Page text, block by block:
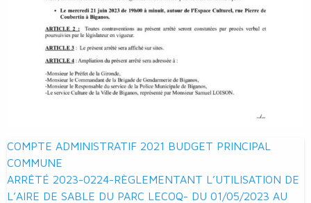
Navigation
de
l’article
COMPTE ADMINISTRATIF 2021 BUDGET PRINCIPAL
COMMUNE
ARRÊTÉ 2023-0224-RÈGLEMENTANT L’UTILISATION DE
L’AIRE DE SABLE DU PARC LECOQ- DU 01/05/2023 AU